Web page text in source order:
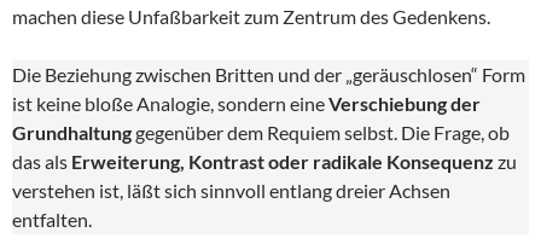
machen diese Unfaßbarkeit zum Zentrum des Gedenkens.
Die Beziehung zwischen Britten und der „geräuschlosen“ Form
ist keine bloße Analogie, sondern eineVerschiebung der
Grundhaltunggegenüber dem Requiem selbst. Die Frage, ob
das als Erweiterung, Kontrast oder radikale Konsequenz zu
verstehen ist, läßt sich sinnvoll entlang dreier Achsen
entfalten.